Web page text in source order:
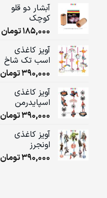
آبشار دو قلو
کوچک
185,000تومان
آویز کاغذی
اسب تک شاخ
390,000تومان
آویز کاغذی
اسپایدرمن
390,000تومان
آویز کاغذی
اونجرز
390,000تومان